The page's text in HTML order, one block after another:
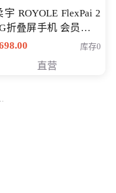
宇 ROYOLE FlexPai 2
折叠屏手机 会员专享
买价格 4998元
库存0
直营